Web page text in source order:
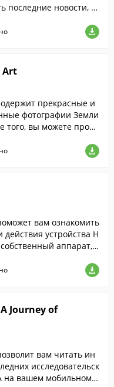
последние новости, и
и т. д.
Art
прекрасные и
фотографии Земли
того, вы можете просм
вам ознакомить
устройства H
аппарат, в
доставки грузов из
Journey of
вам читать ин
исследовательск
на вашем мобильном у